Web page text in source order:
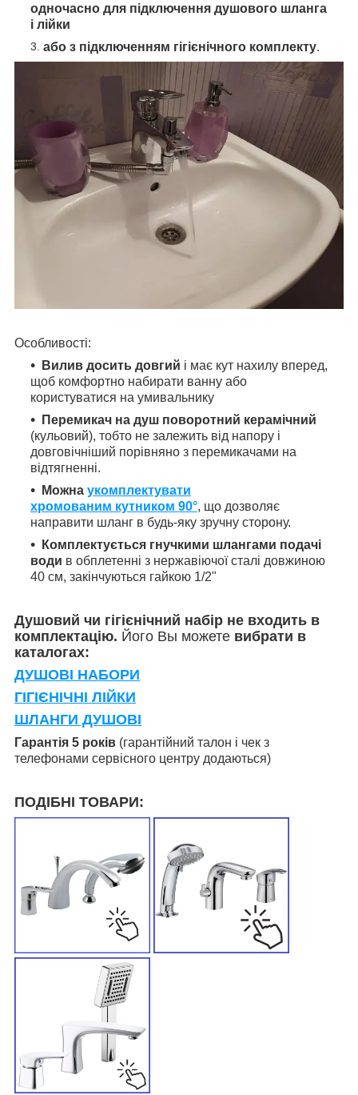
одночасно для підключення душового шланга
і лійки
або з підключенням гігієнічного комплекту.
Особливості:
Вилив досить довгий і має кут нахилу вперед,
щоб комфортно набирати ванну або
користуватися на умивальнику
Перемикач на душ поворотний керамічний
(кульовий), тобто не залежить від напору і
довговічніший порівняно з перемикачами на
відтягненні.
Можна укомплектувати
хромованим кутником 90°, що дозволяє
направити шланг в будь-яку зручну сторону.
Комплектується гнучкими шлангами подачі
води в обплетенні з нержавіючої сталі довжиною
40 см, закінчуються гайкою 1/2"
Душовий чи гігієнічний набір не входить в
комплектацію. Його Вы можете вибрати в
каталогах:
ДУШОВІ НАБОРИ
ГІГІЄНІЧНІ ЛІЙКИ
ШЛАНГИ ДУШОВІ
Гарантія 5 років (гарантійний талон і чек з
телефонами сервісного центру додаються)
ПОДІБНІ ТОВАРИ: